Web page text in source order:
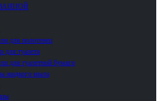
для полотенец
для туалета
для туалетной бумаги
жидкого мыла